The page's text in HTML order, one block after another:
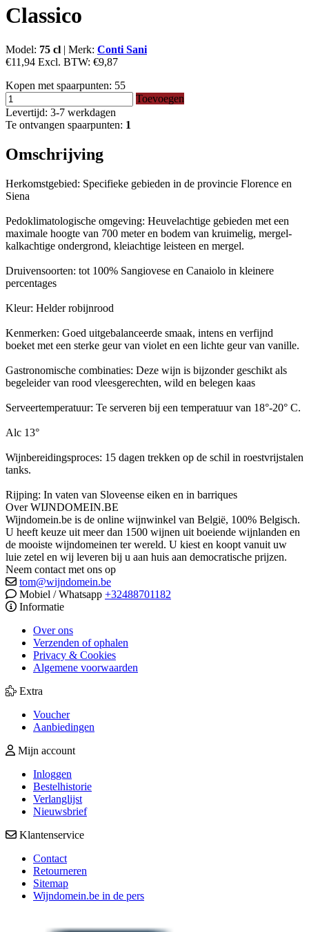
Classico
Model: 75 cl | Merk: Conti Sani
€11,94 Excl. BTW: €9,87
Kopen met spaarpunten: 55
Toevoegen
Levertijd: 3-7 werkdagen
Te ontvangen spaarpunten: 1
Omschrijving
Herkomstgebied: Specifieke gebieden in de provincie Florence en
Siena
Pedoklimatologische omgeving: Heuvelachtige gebieden met een
maximale hoogte van 700 meter en bodem van kruimelig, mergel-
kalkachtige ondergrond, kleiachtige leisteen en mergel.
Druivensoorten: tot 100% Sangiovese en Canaiolo in kleinere
percentages
Kleur: Helder robijnrood
Kenmerken: Goed uitgebalanceerde smaak, intens en verfijnd
boeket met een sterke geur van violet en een lichte geur van vanille.
Gastronomische combinaties: Deze wijn is bijzonder geschikt als
begeleider van rood vleesgerechten, wild en belegen kaas
Serveertemperatuur: Te serveren bij een temperatuur van 18°-20° C.
Alc 13°
Wijnbereidingsproces: 15 dagen trekken op de schil in roestvrijstalen
tanks.
Rijping: In vaten van Sloveense eiken en in barriques
Over WIJNDOMEIN.BE
Wijndomein.be is de online wijnwinkel van België, 100% Belgisch.
U heeft keuze uit meer dan 1500 wijnen uit boeiende wijnlanden en
de mooiste wijndomeinen ter wereld. U kiest en koopt vanuit uw
luie zetel en wij leveren bij u aan huis aan democratische prijzen.
Neem contact met ons op
tom@wijndomein.be
Mobiel / Whatsapp +32488701182
Informatie
Over ons
Verzenden of ophalen
Privacy & Cookies
Algemene voorwaarden
Extra
Voucher
Aanbiedingen
Mijn account
Inloggen
Bestelhistorie
Verlanglijst
Nieuwsbrief
Klantenservice
Contact
Retourneren
Sitemap
Wijndomein.be in de pers